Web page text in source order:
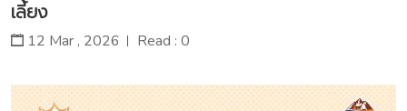
เลี้ยง
12 Mar , 2026 Read : 0